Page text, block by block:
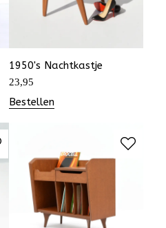
1950's Nachtkastje
23,95
Bestellen